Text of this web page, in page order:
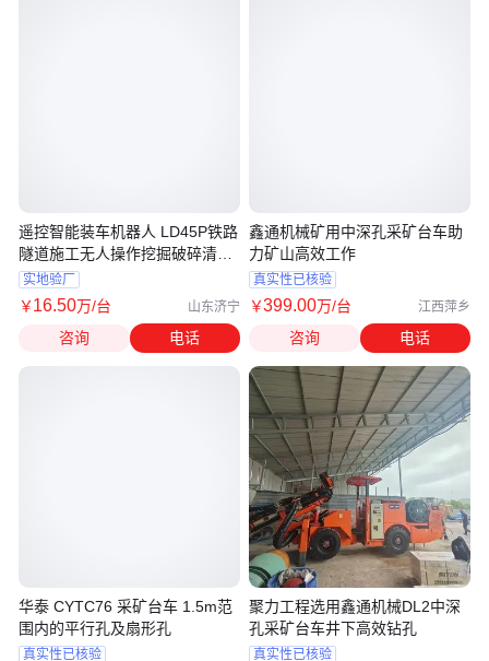
遥控智能装车机器人 LD45P铁路
隧道施工无人操作挖掘破碎清淤
机器
实地验厂
￥16.50万/台 山东济宁
咨询 电话
华泰 CYTC76 采矿台车 1.5m范
围内的平行孔及扇形孔
真实性已核验
鑫通机械矿用中深孔采矿台车助
力矿山高效工作
真实性已核验
￥399.00万/台 江西萍乡
咨询 电话
聚力工程选用鑫通机械DL2中深
孔采矿台车井下高效钻孔
真实性已核验